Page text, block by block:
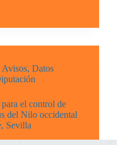
Avisos, Datos
el control de
del Nilo occidental
Sevilla